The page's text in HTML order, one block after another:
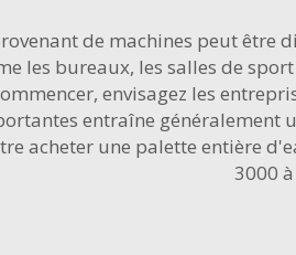
de machines peut être
les bureaux, les salles de
envisagez les
entraîne généralement
acheter une palette entière
3000